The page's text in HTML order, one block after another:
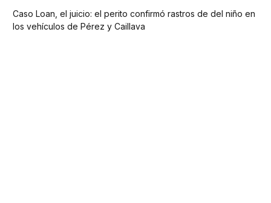
Caso Loan, el juicio: el perito confirmó rastros de del niño en
los vehículos de Pérez y Caillava